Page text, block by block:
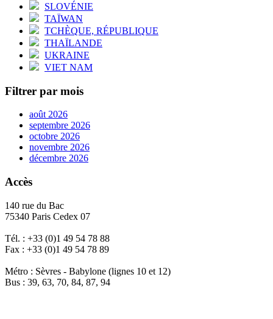
SLOVÉNIE
TAÏWAN
TCHÈQUE, RÉPUBLIQUE
THAÏLANDE
UKRAINE
VIET NAM
Filtrer par mois
août 2026
septembre 2026
octobre 2026
novembre 2026
décembre 2026
Accès
140 rue du Bac
75340 Paris Cedex 07
Tél. : +33 (0)1 49 54 78 88
Fax : +33 (0)1 49 54 78 89
Métro : Sèvres - Babylone (lignes 10 et 12)
Bus : 39, 63, 70, 84, 87, 94